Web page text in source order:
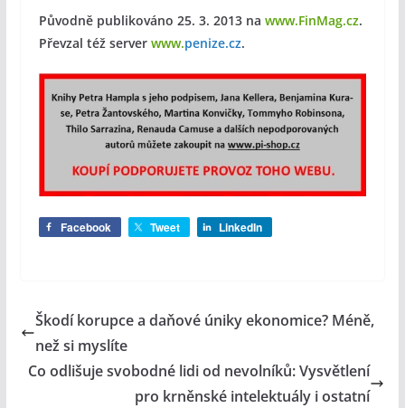
Původně publikováno 25. 3. 2013na www.FinMag.cz.
Převzal též server www.penize.cz.
Facebook Tweet LinkedIn
Škodí korupce a daňové úniky ekonomice? Méně,
než si myslíte
Co odlišuje svobodné lidi od nevolníků: Vysvětlení
pro krněnské intelektuály i ostatní